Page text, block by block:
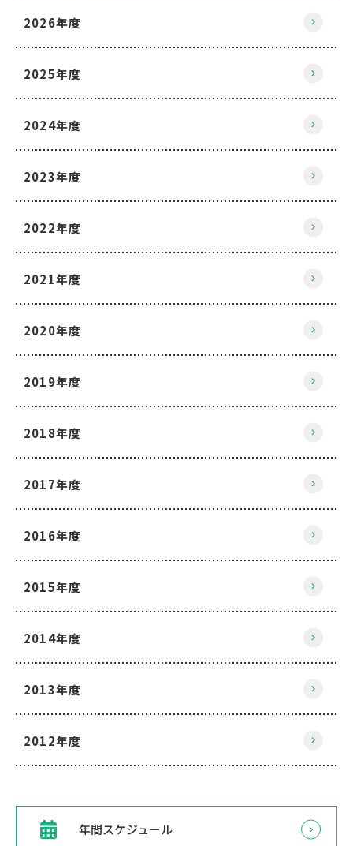
2026年度
2025年度
2024年度
2023年度
2022年度
2021年度
2020年度
2019年度
2018年度
2017年度
2016年度
2015年度
2014年度
2013年度
2012年度
年間スケジュール